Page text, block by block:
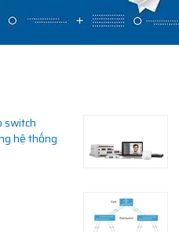
switch
hệ thống